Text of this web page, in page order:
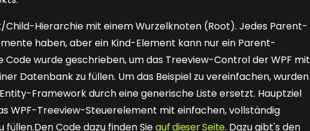
Hierarchie mit einem Wurzelknoten (Root). Jedes Parent-
haben, aber ein Kind-Element kann nur ein Parent-
wurde geschrieben, um das Treeview-Control der WPF mit
Datenbank zu füllen. Um das Beispiel zu vereinfachen, wurden
Framework durch eine generische Liste ersetzt. Hauptziel
WPF-Treeview-Steuerelement mit einfachen, vollständig
Code dazu finden Sieauf dieser Seite. Dazu gibt's den